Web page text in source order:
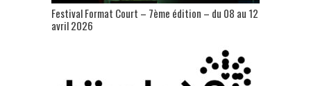
Festival Format Court – 7ème édition – du 08 au 12
avril 2026